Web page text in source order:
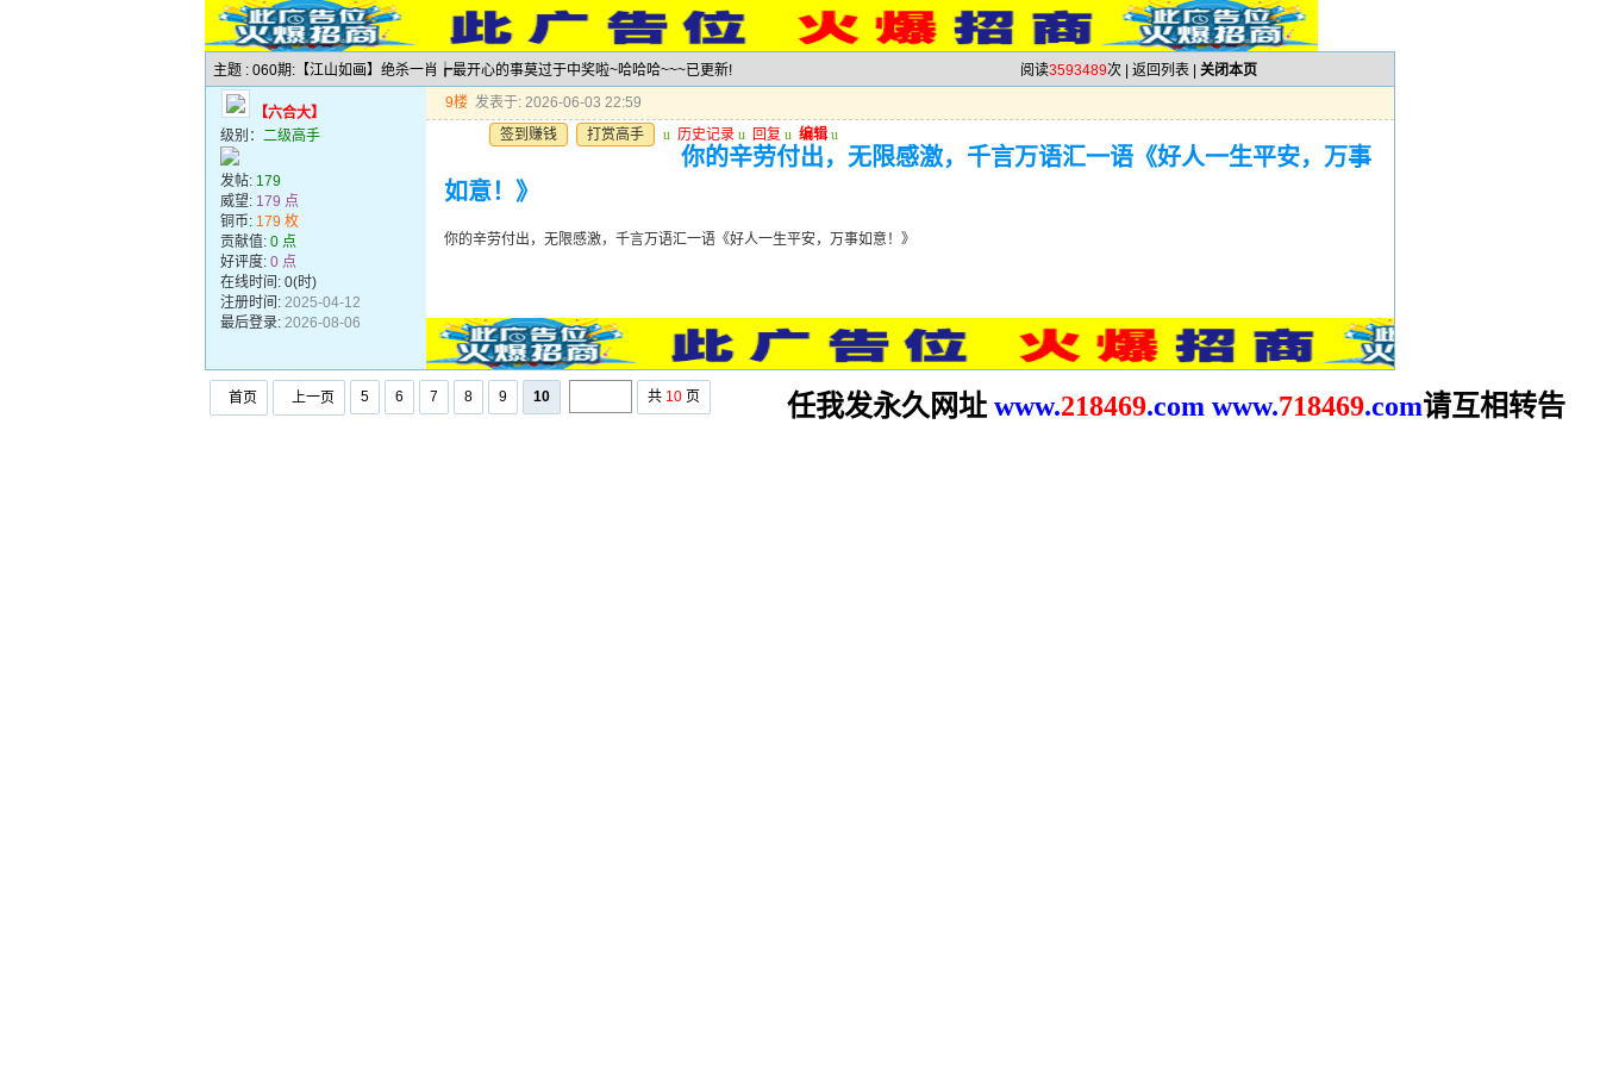
主题 : 060期:【江山如画】绝杀一肖┢最开心的事莫过于中奖啦~哈哈哈~~~已更新! 阅读3593489次 | 返回列表 关闭本页
【六合大】
级别： 二级高手
发帖: 179
威望: 179 点
铜币: 179 枚
贡献值: 0 点
好评度: 0 点
在线时间: 0(时)
注册时间: 2025-04-12
最后登录: 2026-08-06
9楼 发表于: 2026-06-03 22:59
签到赚钱
打赏高手 u 历史记录 u 回复 u 编辑 u
你的辛劳付出，无限感激，千言万语汇一语《好人一生平安，万事
如意！》
你的辛劳付出，无限感激，千言万语汇一语《好人一生平安，万事如意！》
首页 上一页 5 6 7 8 9 10 共 10 页 任我发永久网址 www.218469.com www.718469.com请互相转告